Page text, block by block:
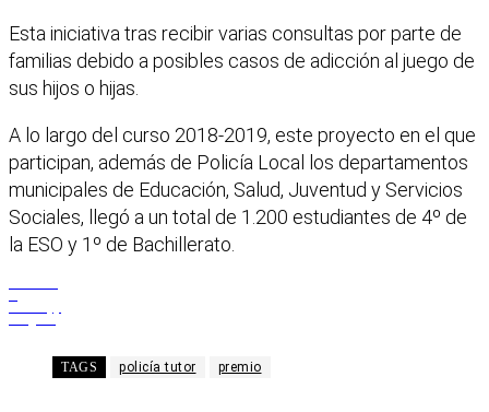
Esta iniciativa tras recibir varias consultas por parte de
familias debido a posibles casos de adicción al juego de
sus hijos o hijas.
A lo largo del curso 2018-2019, este proyecto en el que
participan, además de Policía Local los departamentos
municipales de Educación, Salud, Juventud y Servicios
Sociales, llegó a un total de 1.200 estudiantes de 4º de
la ESO y 1º de Bachillerato.
TAGS policía tutor premio